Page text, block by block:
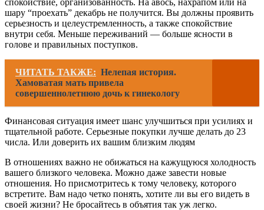
шару “проехать” декабрь не получится. Вы должны проявить
серьезность и целеустремленность, а также спокойствие
внутри себя. Меньше переживаний — больше ясности в
голове и правильных поступков.
ЧИТАТЬ ТАКЖЕ: Нелепая история.
Хамоватая мать привела
совершеннолетнюю дочь к гинекологу
Финансовая ситуация имеет шанс улучшиться при усилиях и
тщательной работе. Серьезные покупки лучше делать до 23
числа. Или доверить их вашим близким людям
В отношениях важно не обижаться на кажущуюся холодность
вашего близкого человека. Можно даже завести новые
отношения. Но присмотритесь к тому человеку, которого
встретите. Вам надо четко понять, хотите ли вы его видеть в
своей жизни? Не бросайтесь в объятия так уж легко.